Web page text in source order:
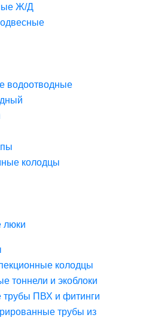
Ж/Д
водоотводные
колодцы
люки
колодцы
тоннели и экоблоки
трубы ПВХ и фитинги
трубы из